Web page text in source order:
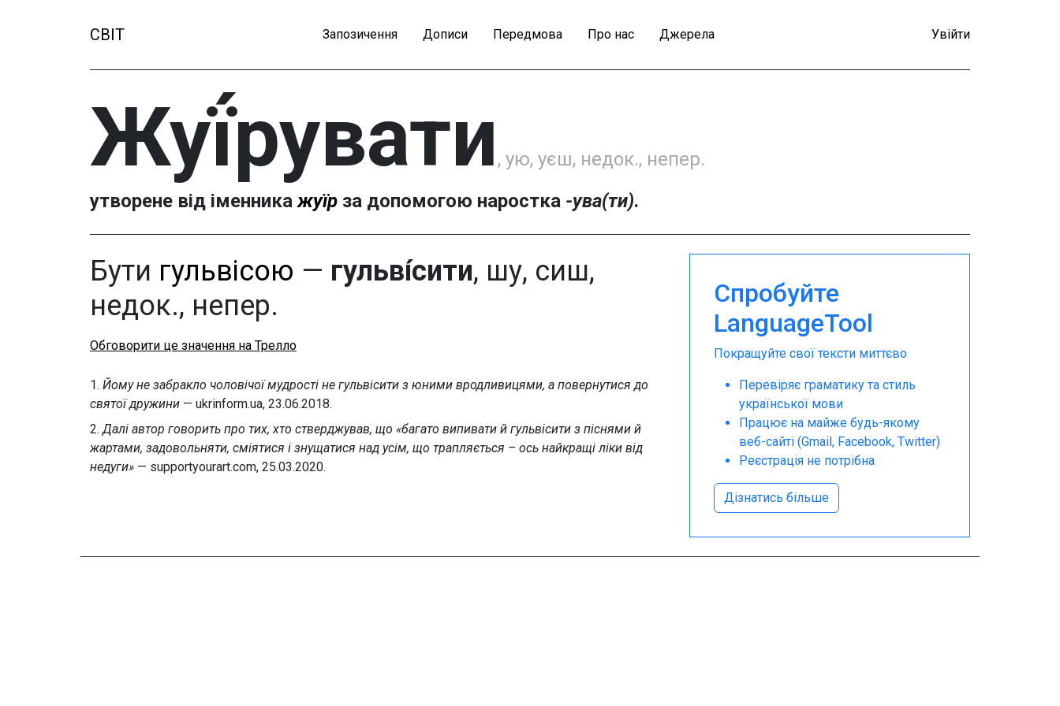
СВІТ Запозичення Дописи Передмова Про нас Джерела Увійти
Жуї́рувати , ую, уєш, недок., непер.
утворене від іменникажуїр за допомогою наростка -ува(ти).
Бути гульвісою — гульві́сити, шу, сиш,
недок., непер.
Обговорити це значення на Трелло
1. Йому не забракло чоловічої мудрості не гульвісити з юними вродливицями, а повернутися до
святої дружини — ukrinform.ua, 23.06.2018.
2.Далі автор говорить про тих, хто стверджував, що «багато випивати й гульвісити з піснями й
жартами, задовольняти, сміятися і знущатися над усім, що трапляється – ось найкращі ліки від
недуги» — supportyourart.com, 25.03.2020.
Спробуйте
LanguageTool
Покращуйте свої тексти миттєво
Перевіряє граматику та стиль
української мови
Працює на майже будь-якому
веб-сайті (Gmail, Facebook, Twitter)
Реєстрація не потрібна
Дізнатись більше